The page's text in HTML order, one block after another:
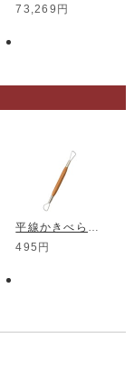
73,269円
平線かきべら 小型 No.16
495円